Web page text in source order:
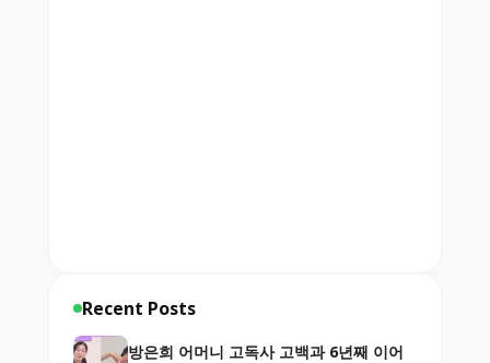
Recent Posts
방은희 어머니 고독사 고백과 6년째 이어